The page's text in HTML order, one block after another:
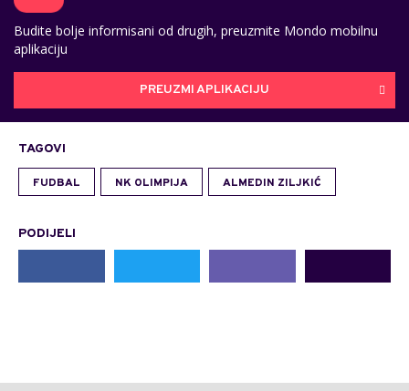
Budite bolje informisani od drugih, preuzmite Mondo mobilnu
aplikaciju
PREUZMI APLIKACIJU
TAGOVI
FUDBAL NK OLIMPIJA ALMEDIN ZILJKIĆ
PODIJELI